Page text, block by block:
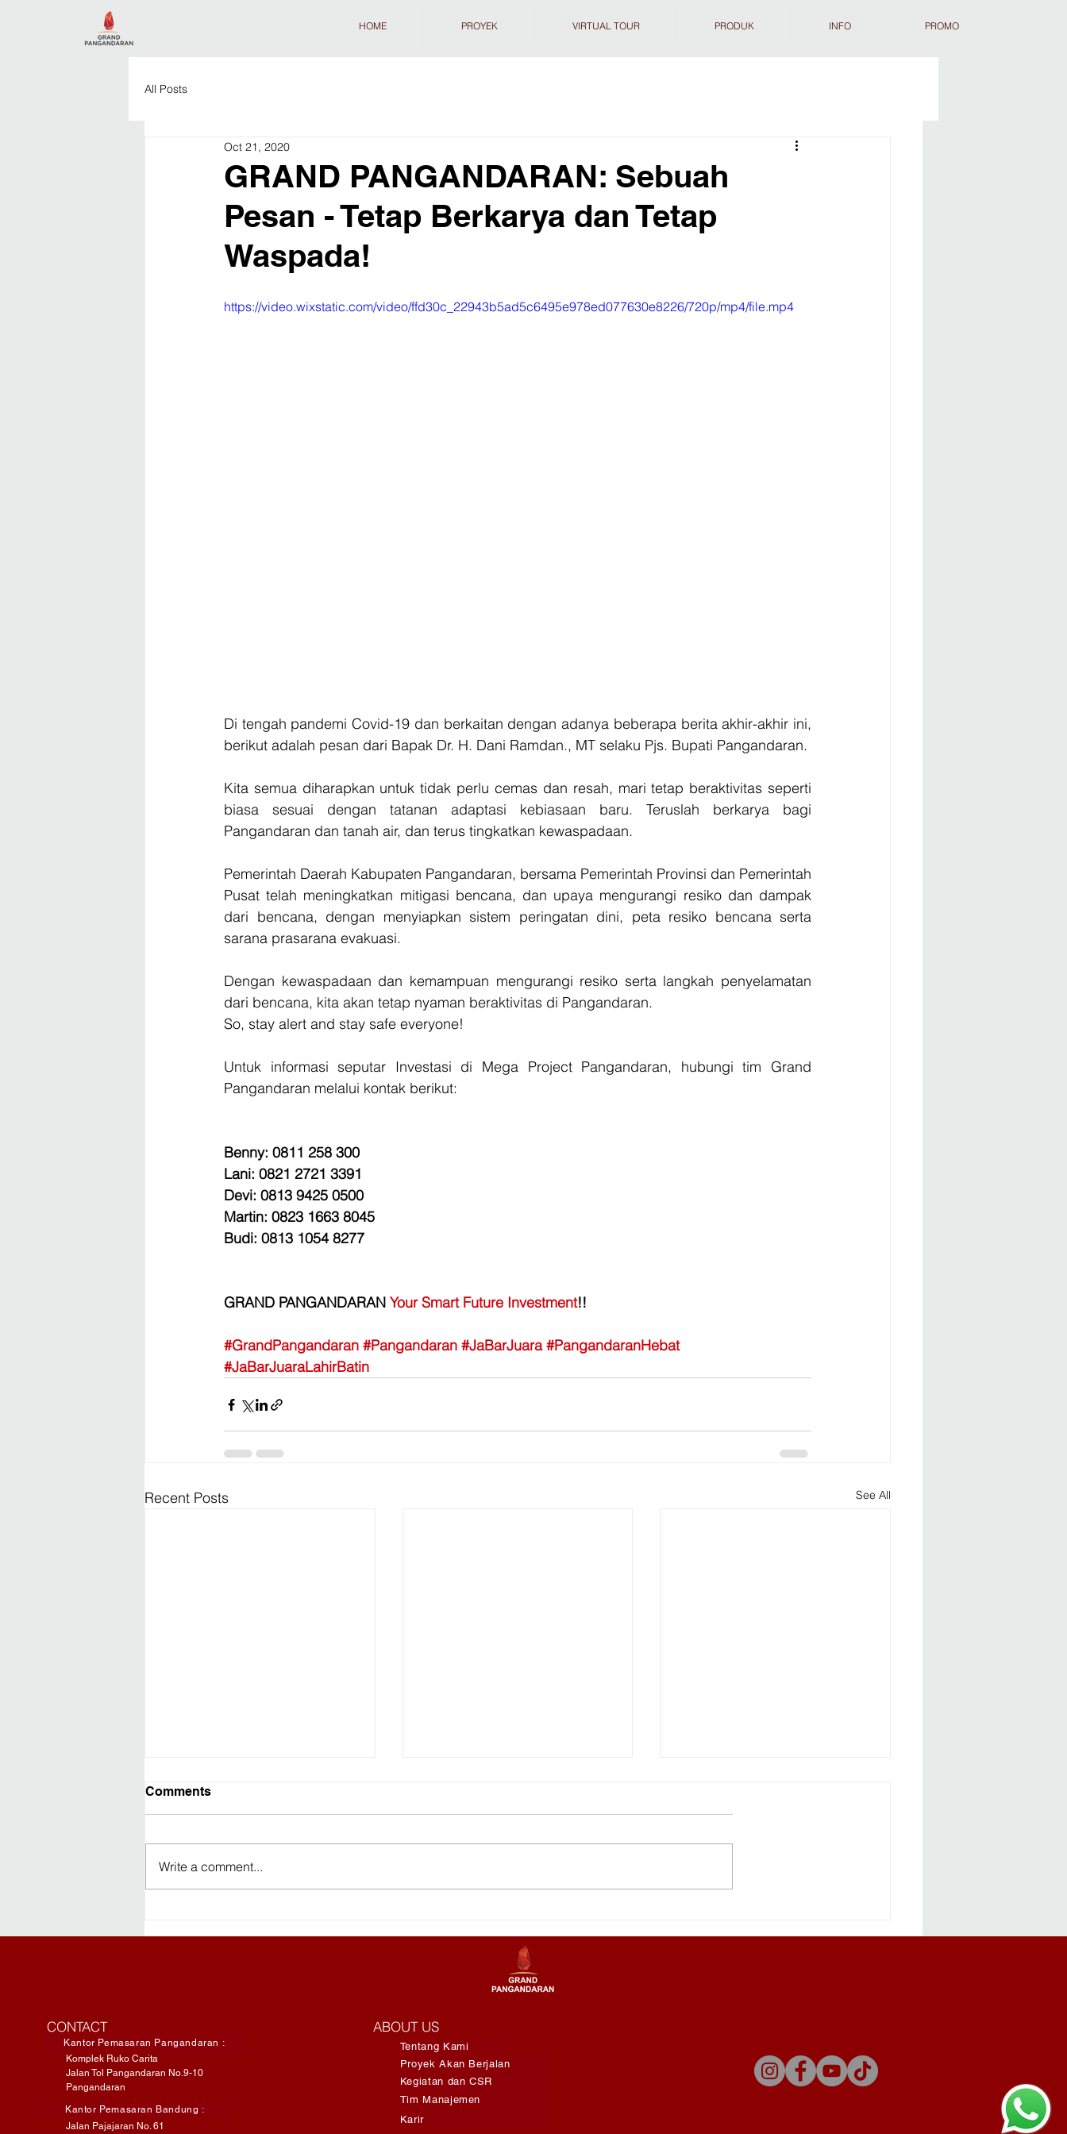
HOME PROYEK VIRTUAL TOUR PRODUK INFO PROMO
All Posts
GRAND PANGANDARAN: Sebuah
Pesan - Tetap Berkarya dan Tetap
Waspada!
Oct 21, 2020
https://video.wixstatic.com/video/ffd30c_22943b5ad5c6495e978ed077630e8226/720p/mp4/file.mp4
Di tengah pandemi Covid-19 dan berkaitan dengan adanya beberapa berita akhir-akhir ini,
berikut adalah pesan dari Bapak Dr. H. Dani Ramdan., MT selaku Pjs. Bupati Pangandaran.
Kita semua diharapkan untuk tidak perlu cemas dan resah, mari tetap beraktivitas seperti
biasa sesuai dengan tatanan adaptasi kebiasaan baru. Teruslah berkarya bagi
Pangandaran dan tanah air, dan terus tingkatkan kewaspadaan.
Pemerintah Daerah Kabupaten Pangandaran, bersama Pemerintah Provinsi dan Pemerintah
Pusat telah meningkatkan mitigasi bencana, dan upaya mengurangi resiko dan dampak
dari bencana, dengan menyiapkan sistem peringatan dini, peta resiko bencana serta
sarana prasarana evakuasi.
Dengan kewaspadaan dan kemampuan mengurangi resiko serta langkah penyelamatan
dari bencana, kita akan tetap nyaman beraktivitas di Pangandaran.
So, stay alert and stay safe everyone!
Untuk informasi seputar Investasi di Mega Project Pangandaran, hubungi tim Grand
Pangandaran melalui kontak berikut:
Benny: 0811 258 300
Lani: 0821 2721 3391
Devi: 0813 9425 0500
Martin: 0823 1663 8045
Budi: 0813 1054 8277
GRAND PANGANDARAN Your Smart Future Investment!!
#GrandPangandaran #Pangandaran #JaBarJuara #PangandaranHebat
#JaBarJuaraLahirBatin
Recent Posts See All
Pengalaman Surfing yang
Comments
Write a comment...
CONTACT
Komplek Ruko Carita
Jalan Tol Pangandaran No.9-10
Pangandaran
Kantor Pemasaran Pangandaran :
Jalan Pajajaran No. 61
Kantor Pemasaran Bandung :
ABOUT US
Tentang Kami
Proyek Akan Berjalan
Kegiatan dan CSR
Tim Manajemen
Karir